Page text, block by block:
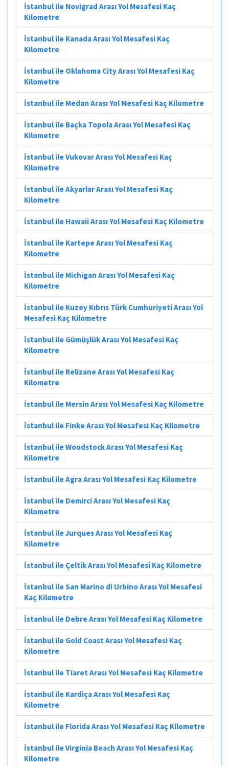
İstanbul ile Novigrad Arası Yol Mesafesi Kaç
Kilometre
İstanbul ile Kanada Arası Yol Mesafesi Kaç
Kilometre
İstanbul ile Oklahoma City Arası Yol Mesafesi Kaç
Kilometre
İstanbul ile Medan Arası Yol Mesafesi Kaç Kilometre
İstanbul ile Baçka Topola Arası Yol Mesafesi Kaç
Kilometre
İstanbul ile Vukovar Arası Yol Mesafesi Kaç
Kilometre
İstanbul ile Akyarlar Arası Yol Mesafesi Kaç
Kilometre
İstanbul ile Hawaii Arası Yol Mesafesi Kaç Kilometre
İstanbul ile Kartepe Arası Yol Mesafesi Kaç
Kilometre
İstanbul ile Michigan Arası Yol Mesafesi Kaç
Kilometre
İstanbul ile Kuzey Kıbrıs Türk Cumhuriyeti Arası Yol
Mesafesi Kaç Kilometre
İstanbul ile Gümüşlük Arası Yol Mesafesi Kaç
Kilometre
İstanbul ile Relizane Arası Yol Mesafesi Kaç
Kilometre
İstanbul ile Mersin Arası Yol Mesafesi Kaç Kilometre
İstanbul ile Finke Arası Yol Mesafesi Kaç Kilometre
İstanbul ile Woodstock Arası Yol Mesafesi Kaç
Kilometre
İstanbul ile Agra Arası Yol Mesafesi Kaç Kilometre
İstanbul ile Demirci Arası Yol Mesafesi Kaç
Kilometre
İstanbul ile Jurques Arası Yol Mesafesi Kaç
Kilometre
İstanbul ile Çeltik Arası Yol Mesafesi Kaç Kilometre
İstanbul ile San Marino di Urbino Arası Yol Mesafesi
Kaç Kilometre
İstanbul ile Debre Arası Yol Mesafesi Kaç Kilometre
İstanbul ile Gold Coast Arası Yol Mesafesi Kaç
Kilometre
İstanbul ile Tiaret Arası Yol Mesafesi Kaç Kilometre
İstanbul ile Kardiça Arası Yol Mesafesi Kaç
Kilometre
İstanbul ile Florida Arası Yol Mesafesi Kaç Kilometre
İstanbul ile Virginia Beach Arası Yol Mesafesi Kaç
Kilometre